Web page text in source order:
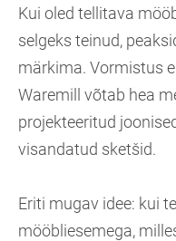
Kui oled tellitava
selgeks teinud,
märkima. Vormistus
Waremill võtab hea
projekteeritud
visandatud sketšid.
Eriti mugav idee: kui
mööbliesemega,